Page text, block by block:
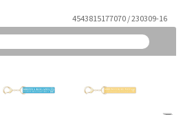
4543815177070 / 230309-16